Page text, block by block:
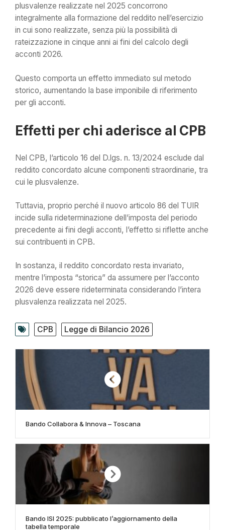
plusvalenze realizzate nel 2025 concorrono
integralmente alla formazione del reddito nell’esercizio
in cui sono realizzate, senza più la possibilità di
rateizzazione in cinque anni ai fini del calcolo degli
acconti 2026.
Questo comporta un effetto immediato sul metodo
storico, aumentando la base imponibile di riferimento
per gli acconti.
Effetti per chi aderisce al CPB
Nel CPB, l’articolo 16 del D.lgs. n. 13/2024 esclude dal
reddito concordato alcune componenti straordinarie, tra
cui le plusvalenze.
Tuttavia, proprio perché il nuovo articolo 86 del TUIR
incide sulla rideterminazione dell’imposta del periodo
precedente ai fini degli acconti, l’effetto si riflette anche
sui contribuenti in CPB.
In sostanza, il reddito concordato resta invariato,
mentre l’imposta “storica” da assumere per l’acconto
2026 deve essere rideterminata considerando l’intera
plusvalenza realizzata nel 2025.
CPB Legge di Bilancio 2026
Bando Collabora & Innova – Toscana
Bando ISI 2025: pubblicato l’aggiornamento della
tabella temporale